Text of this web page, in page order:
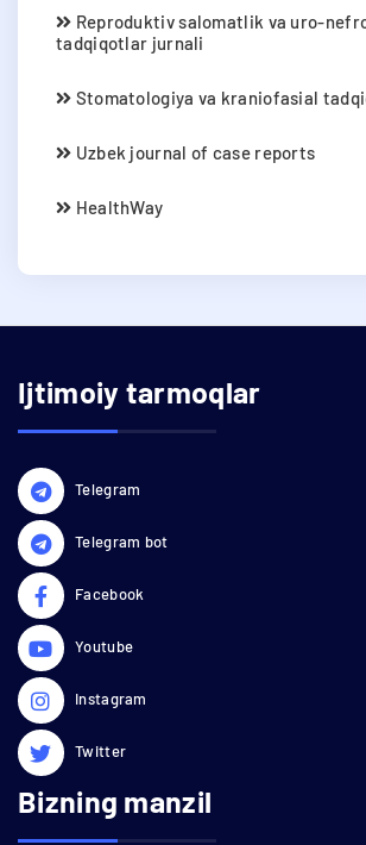
Reproduktiv salomatlik va uro-
tadqiqotlar jurnali
Stomatologiya va kraniofasial
Uzbek journal of case reports
HealthWay
Ijtimoiy tarmoqlar
Telegram
Telegram bot
Facebook
Youtube
Instagram
Twitter
Bizning manzil